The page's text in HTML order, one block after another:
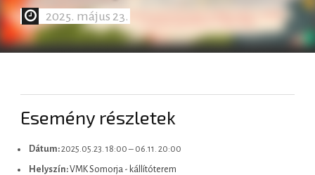
2025. május 23.
Esemény részletek
Dátum:2025.05.23. 18:00– 06.11. 20:00
Helyszín:VMK Somorja - kállítóterem